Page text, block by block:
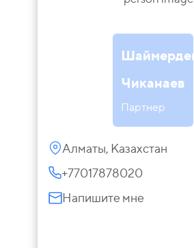
Шаймерден
Чиканаев
Партнер
Алматы, Казахстан
+77017878020
Напишите мне